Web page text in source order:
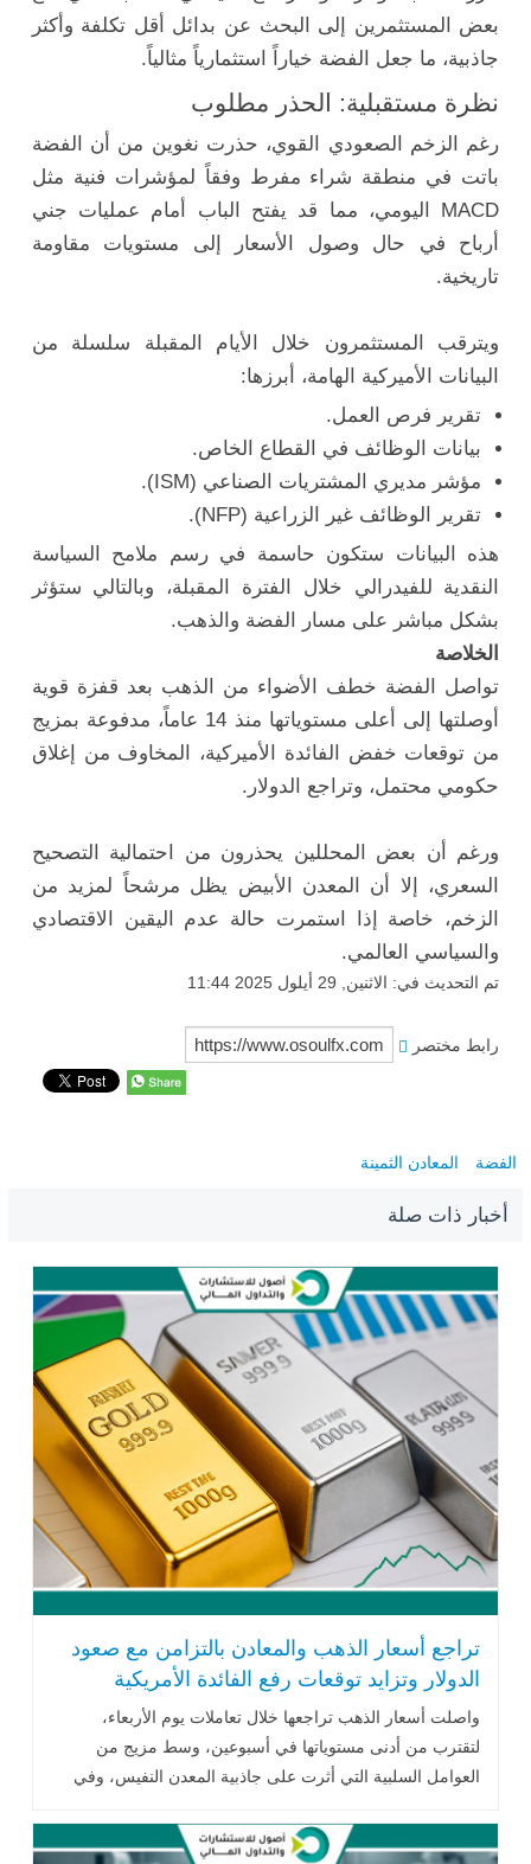
بعض المستثمرين إلى البحث عن بدائل أقل تكلفة وأكثر
جاذبية، ما جعل الفضة خياراً استثمارياً مثالياً.
نظرة مستقبلية: الحذر مطلوب
رغم الزخم الصعودي القوي، حذرت نغوين من أن الفضة
باتت في منطقة شراء مفرط وفقاً لمؤشرات فنية مثل
MACD اليومي، مما قد يفتح الباب أمام عمليات جني
أرباح في حال وصول الأسعار إلى مستويات مقاومة
تاريخية.
ويترقب المستثمرون خلال الأيام المقبلة سلسلة من
البيانات الأميركية الهامة، أبرزها:
تقرير فرص العمل.
بيانات الوظائف في القطاع الخاص.
مؤشر مديري المشتريات الصناعي (ISM).
تقرير الوظائف غير الزراعية (NFP).
هذه البيانات ستكون حاسمة في رسم ملامح السياسة
النقدية للفيدرالي خلال الفترة المقبلة، وبالتالي ستؤثر
بشكل مباشر على مسار الفضة والذهب.
الخلاصة
تواصل الفضة خطف الأضواء من الذهب بعد قفزة قوية
أوصلتها إلى أعلى مستوياتها منذ 14 عاماً، مدفوعة بمزيج
من توقعات خفض الفائدة الأميركية، المخاوف من إغلاق
حكومي محتمل، وتراجع الدولار.
ورغم أن بعض المحللين يحذرون من احتمالية التصحيح
السعري، إلا أن المعدن الأبيض يظل مرشحاً لمزيد من
الزخم، خاصة إذا استمرت حالة عدم اليقين الاقتصادي
والسياسي العالمي.
تم التحديث في: الاثنين, 29 أيلول 2025 11:44
رابط مختصر
الفضة المعادن الثمينة
أخبار ذات صلة
تراجع أسعار الذهب والمعادن بالتزامن مع صعود
الدولار وتزايد توقعات رفع الفائدة الأمريكية
واصلت أسعار الذهب تراجعها خلال تعاملات يوم الأربعاء،
لتقترب من أدنى مستوياتها في أسبوعين، وسط مزيج من
العوامل السلبية التي أثرت على جاذبية المعدن النفيس، وفي